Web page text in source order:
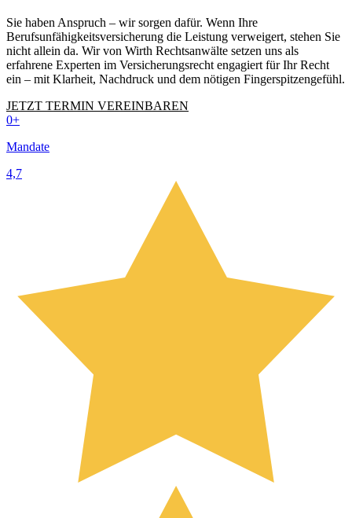
Sie haben Anspruch – wir sorgen dafür. Wenn Ihre
Berufsunfähigkeitsversicherung die Leistung verweigert, stehen Sie
nicht allein da. Wir von Wirth Rechtsanwälte setzen uns als
erfahrene Experten im Versicherungsrecht engagiert für Ihr Recht
ein – mit Klarheit, Nachdruck und dem nötigen Fingerspitzengefühl.
JETZT TERMIN VEREINBAREN
0+
Mandate
4,7